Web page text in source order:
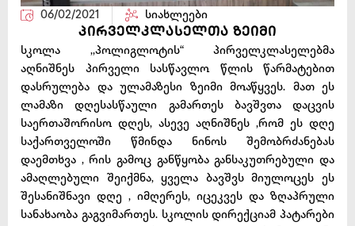
06/02/2021 სიახლეები
პირველკლასელთა ზეიმი
სკოლა ,,პოლიგლოტის“ პირველკლასელებმა
აღნიშნეს პირველი სასწავლო წლის წარმატებით
დასრულება და ულამაზესი ზეიმი მოაწყვეს. მათ ეს
ლამაზი დღესასწაული გამართეს ბავშვთა დაცვის
საერთაშორისო დღეს, ასევე აღნიშნეს ,რომ ეს დღე
საქართველოში წმინდა ნინოს შემობრძანებას
დაემთხვა , რის გამოც განწყობა განსაკუთრებული და
ამაღლებული შეიქმნა, ყველა ბავშვს მიულოცეს ეს
შესანიშნავი დღე , იმღერეს, იცეკვეს და ზღაპრული
სანახაობა გაგვიმართეს. სკოლის დირექციამ პატარები